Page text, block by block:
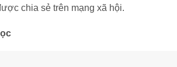
chia sẻ trên mạng xã hội.